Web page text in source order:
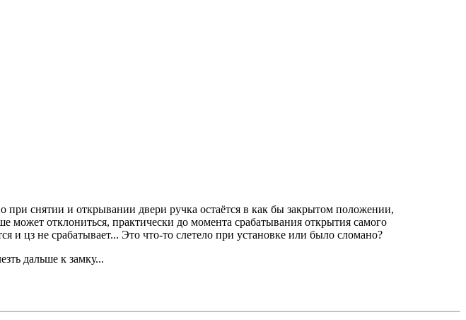
при снятии и открывании двери ручка остаётся в как бы закрытом положении,
может отклониться, практически до момента срабатывания открытия самого
и цз не срабатывает... Это что-то слетело при установке или было сломано?
дальше к замку...